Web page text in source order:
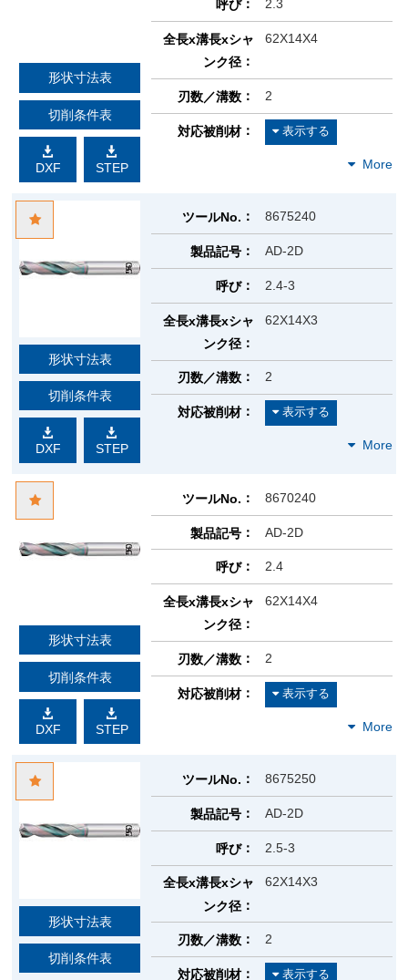
形状寸法表
切削条件表
DXF STEP
呼び 2.3
全長x溝長xシャ
ンク径
62X14X4
刃数／溝数 2
対応被削材
形状寸法表
切削条件表
DXF STEP
ツールNo. 8675240
製品記号 AD-2D
呼び 2.4-3
全長x溝長xシャ
ンク径
62X14X3
刃数／溝数 2
対応被削材
形状寸法表
切削条件表
DXF STEP
ツールNo. 8670240
製品記号 AD-2D
呼び 2.4
全長x溝長xシャ
ンク径
62X14X4
刃数／溝数 2
対応被削材
形状寸法表
切削条件表
ツールNo. 8675250
製品記号 AD-2D
呼び 2.5-3
全長x溝長xシャ
ンク径
62X14X3
刃数／溝数 2
対応被削材